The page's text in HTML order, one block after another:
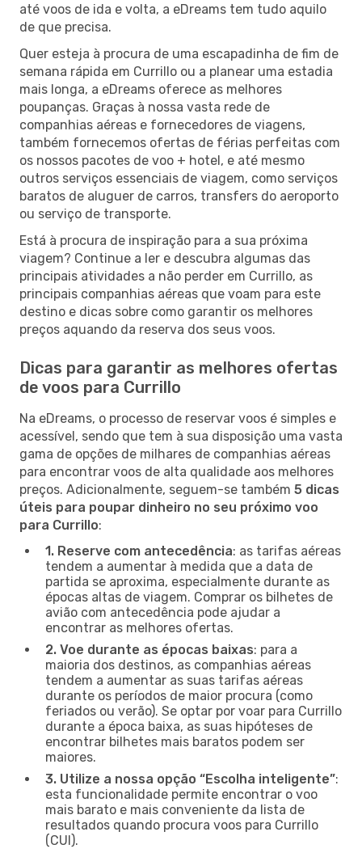
até voos de ida e volta, a eDreams tem tudo aquilo
de que precisa.
Quer esteja à procura de uma escapadinha de fim de
semana rápida em Currillo ou a planear uma estadia
mais longa, a eDreams oferece as melhores
poupanças. Graças à nossa vasta rede de
companhias aéreas e fornecedores de viagens,
também fornecemos ofertas de férias perfeitas com
os nossos pacotes de voo + hotel, e até mesmo
outros serviços essenciais de viagem, como serviços
baratos de aluguer de carros, transfers do aeroporto
ou serviço de transporte.
Está à procura de inspiração para a sua próxima
viagem? Continue a ler e descubra algumas das
principais atividades a não perder em Currillo, as
principais companhias aéreas que voam para este
destino e dicas sobre como garantir os melhores
preços aquando da reserva dos seus voos.
Dicas para garantir as melhores ofertas
de voos para Currillo
Na eDreams, o processo de reservar voos é simples e
acessível, sendo que tem à sua disposição uma vasta
gama de opções de milhares de companhias aéreas
para encontrar voos de alta qualidade aos melhores
preços. Adicionalmente, seguem-se também 5 dicas
úteis para poupar dinheiro no seu próximo voo
para Currillo:
1. Reserve com antecedência: as tarifas aéreas
tendem a aumentar à medida que a data de
partida se aproxima, especialmente durante as
épocas altas de viagem. Comprar os bilhetes de
avião com antecedência pode ajudar a
encontrar as melhores ofertas.
2. Voe durante as épocas baixas: para a
maioria dos destinos, as companhias aéreas
tendem a aumentar as suas tarifas aéreas
durante os períodos de maior procura (como
feriados ou verão). Se optar por voar para Currillo
durante a época baixa, as suas hipóteses de
encontrar bilhetes mais baratos podem ser
maiores.
3. Utilize a nossa opção “Escolha inteligente”:
esta funcionalidade permite encontrar o voo
mais barato e mais conveniente da lista de
resultados quando procura voos para Currillo
(CUI).